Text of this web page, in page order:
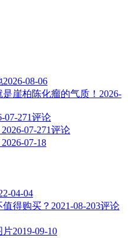
2026-08-06
崖柏陈化瘤的气质！ 2026-
07-271评论
2026-07-271评论
2026-07-18
04-04
得购买？ 2021-08-203评论
片2019-09-10